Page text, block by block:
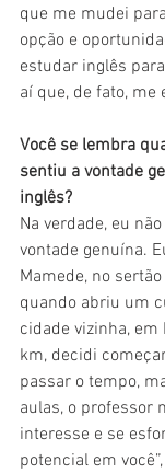
que me mudei
opção e
estudar inglês
aí que, de fato, me
Você se lembra
sentiu a vontade
inglês?
Na verdade, eu
vontade genuína.
Mamede, no
quando abriu um
cidade vizinha, em
km, decidi
passar o tempo,
aulas, o professor
interesse e se
potencial em